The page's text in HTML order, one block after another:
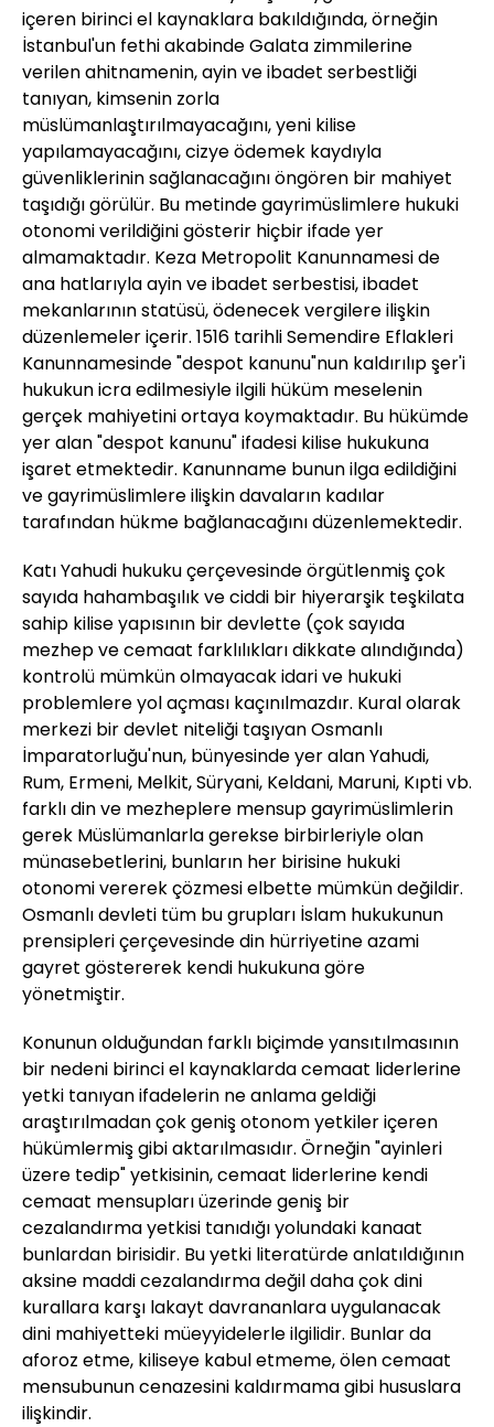
içeren birinci el kaynaklara bakıldığında, örneğin
İstanbul'un fethi akabinde Galata zimmilerine
verilen ahitnamenin, ayin ve ibadet serbestliği
tanıyan, kimsenin zorla
müslümanlaştırılmayacağını, yeni kilise
yapılamayacağını, cizye ödemek kaydıyla
güvenliklerinin sağlanacağını öngören bir mahiyet
taşıdığı görülür. Bu metinde gayrimüslimlere hukuki
otonomi verildiğini gösterir hiçbir ifade yer
almamaktadır. Keza Metropolit Kanunnamesi de
ana hatlarıyla ayin ve ibadet serbestisi, ibadet
mekanlarının statüsü, ödenecek vergilere ilişkin
düzenlemeler içerir. 1516 tarihli Semendire Eflakleri
Kanunnamesinde "despot kanunu"nun kaldırılıp şer'i
hukukun icra edilmesiyle ilgili hüküm meselenin
gerçek mahiyetini ortaya koymaktadır. Bu hükümde
yer alan "despot kanunu" ifadesi kilise hukukuna
işaret etmektedir. Kanunname bunun ilga edildiğini
ve gayrimüslimlere ilişkin davaların kadılar
tarafından hükme bağlanacağını düzenlemektedir.
Katı Yahudi hukuku çerçevesinde örgütlenmiş çok
sayıda hahambaşılık ve ciddi bir hiyerarşik teşkilata
sahip kilise yapısının bir devlette (çok sayıda
mezhep ve cemaat farklılıkları dikkate alındığında)
kontrolü mümkün olmayacak idari ve hukuki
problemlere yol açması kaçınılmazdır. Kural olarak
merkezi bir devlet niteliği taşıyan Osmanlı
İmparatorluğu'nun, bünyesinde yer alan Yahudi,
Rum, Ermeni, Melkit, Süryani, Keldani, Maruni, Kıpti vb.
farklı din ve mezheplere mensup gayrimüslimlerin
gerek Müslümanlarla gerekse birbirleriyle olan
münasebetlerini, bunların her birisine hukuki
otonomi vererek çözmesi elbette mümkün değildir.
Osmanlı devleti tüm bu grupları İslam hukukunun
prensipleri çerçevesinde din hürriyetine azami
gayret göstererek kendi hukukuna göre
yönetmiştir.
Konunun olduğundan farklı biçimde yansıtılmasının
bir nedeni birinci el kaynaklarda cemaat liderlerine
yetki tanıyan ifadelerin ne anlama geldiği
araştırılmadan çok geniş otonom yetkiler içeren
hükümlermiş gibi aktarılmasıdır. Örneğin "ayinleri
üzere tedip" yetkisinin, cemaat liderlerine kendi
cemaat mensupları üzerinde geniş bir
cezalandırma yetkisi tanıdığı yolundaki kanaat
bunlardan birisidir. Bu yetki literatürde anlatıldığının
aksine maddi cezalandırma değil daha çok dini
kurallara karşı lakayt davrananlara uygulanacak
dini mahiyetteki müeyyidelerle ilgilidir. Bunlar da
aforoz etme, kiliseye kabul etmeme, ölen cemaat
mensubunun cenazesini kaldırmama gibi hususlara
ilişkindir.